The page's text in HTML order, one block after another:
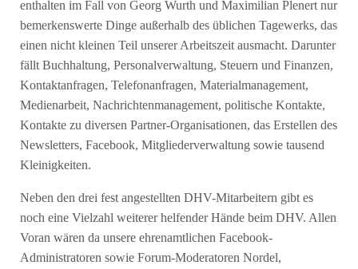
enthalten im Fall von Georg Wurth und Maximilian Plenert nur
bemerkenswerte Dinge außerhalb des üblichen Tagewerks, das
einen nicht kleinen Teil unserer Arbeitszeit ausmacht. Darunter
fällt Buchhaltung, Personalverwaltung, Steuern und Finanzen,
Kontaktanfragen, Telefonanfragen, Materialmanagement,
Medienarbeit, Nachrichtenmanagement, politische Kontakte,
Kontakte zu diversen Partner-Organisationen, das Erstellen des
Newsletters, Facebook, Mitgliederverwaltung sowie tausend
Kleinigkeiten.
Neben den drei fest angestellten DHV-Mitarbeitern gibt es
noch eine Vielzahl weiterer helfender Hände beim DHV. Allen
Voran wären da unsere ehrenamtlichen Facebook-
Administratoren sowie Forum-Moderatoren Nordel,